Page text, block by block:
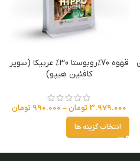
قهوه 70%روبوستا 30% عربیکا (سوپر
کافئین هیپو)
3.979.000 تومان–
990.000 تومان
انتخاب گزینه ها